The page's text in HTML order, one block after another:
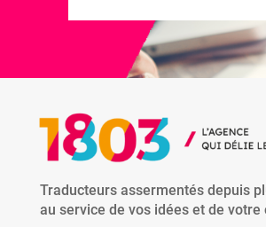
Traducteurs assermentés depuis
au service de vos idées et de votre